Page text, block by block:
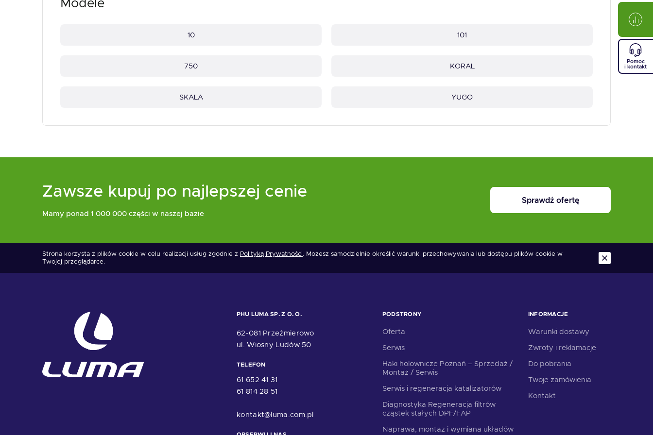
10 101
750 KORAL
SKALA YUGO
Zawsze kupuj po najlepszej cenie
Mamy ponad 1 000 000 części w naszej bazie
Sprawdź ofertę
Strona korzysta z plików cookie w celu realizacji usług zgodnie z Polityką Prywatności. Możesz samodzielnie określić warunki przechowywania lub dostępu plików cookie w
Twojej przeglądarce.
PHU LUMA SP. Z O. O.
62-081 Przeźmierowo
ul. Wiosny Ludów 50
TELEFON
61 652 41 31
61 814 28 51
kontakt@luma.com.pl
PODSTRONY
Oferta
Serwis
Haki holownicze Poznań – Sprzedaż /
Montaż / Serwis
Serwis i regeneracja katalizatorów
Diagnostyka Regeneracja filtrów
cząstek stałych DPF/FAP
Naprawa, montaż i wymiana układów
INFORMACJE
Warunki dostawy
Zwroty i reklamacje
Do pobrania
Twoje zamówienia
Kontakt
Pomoc
i kontakt